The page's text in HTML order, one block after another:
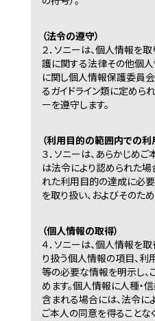
（法令の遵守）
２． ソニーは、個人情報を
護に関する法律その他個
に関し個人情報保護委員
るガイドライン類に定めら
ーを遵守します。
（利用目的の範囲内での利
３． ソニーは、あらかじめ
は法令により認められた場
れた利用目的の達成に必
を取り扱い、およびそのた
（個人情報の取得）
４． ソニーは、個人情報を
り扱う個人情報の項目、利
等の必要な情報を明示し、
めます。個人情報に人種
含まれる場合には、法令に
ご本人の同意を得ることな